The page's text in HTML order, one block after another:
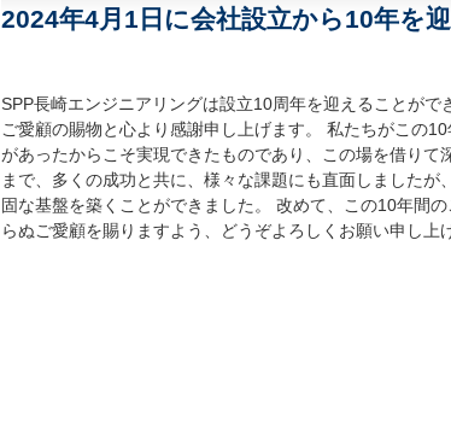
2024年4月1日に会社設立から10年を迎
SPP長崎エンジニアリングは設立10周年を迎えることがで
ご愛顧の賜物と心より感謝申し上げます。
私たちがこの
があったからこそ実現できたものであり、この場を借りて
まで、多くの成功と共に、様々な課題にも直面しました
固な基盤を築くことができました。
改めて、この10年間
らぬご愛顧を賜りますよう、どうぞよろしくお願い申し上